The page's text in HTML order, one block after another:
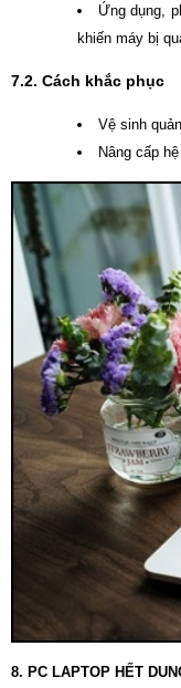
Ứng dụng,
khiến máy bị
7.2. Cách khắc phục
Vệ sinh
Nâng cấp
8. PC LAPTOP HẾT